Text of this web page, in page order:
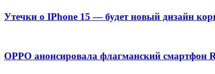
Утечки о IPhone 15 — будет новый дизайн
OPPO анонсировала флагманский смартфон